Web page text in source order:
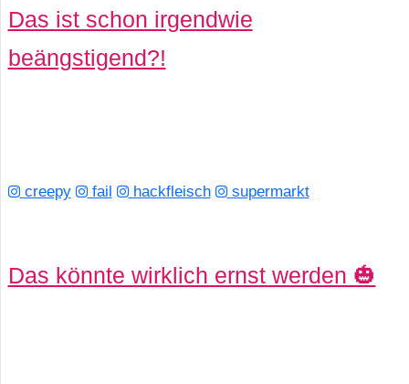
u
Das ist schon irgendwie
beängstigend?!
creepy fail hackfleisch supermarkt
Das könnte wirklich ernst werden 🎃